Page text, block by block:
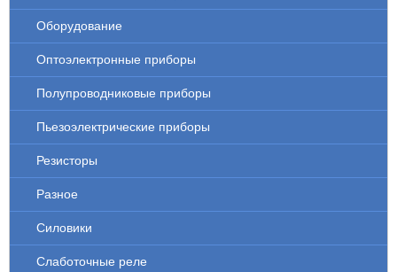
Оборудование
Оптоэлектронные приборы
Полупроводниковые приборы
Пьезоэлектрические приборы
Резисторы
Разное
Силовики
Слаботочные реле